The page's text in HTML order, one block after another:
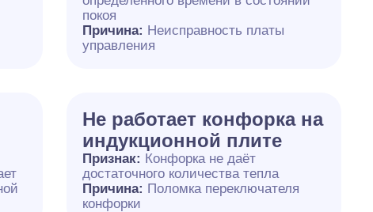
покоя
Причина: Неисправность платы
управления
Не работает конфорка на
индукционной плите
Признак: Конфорка не даёт
достаточного количества тепла
Причина: Поломка переключателя
конфорки